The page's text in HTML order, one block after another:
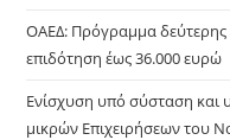
ΟΑΕΔ: Πρόγραμμα δεύτερης
επιδότηση έως 36.000 ευρώ
Ενίσχυση υπό σύσταση και
μικρών Επιχειρήσεων του